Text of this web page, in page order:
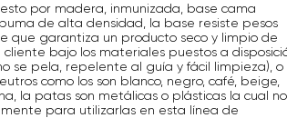
por madera, inmunizada, base cama
de alta densidad, la base resiste pesos
que garantiza un producto seco y limpio de
bajo los materiales puestos a
se pela, repelente al guía y fácil limpieza), o
como los son blanco, negro, café, beige,
la patas son metálicas o plásticas la cual no
para utilizarlas en esta línea de